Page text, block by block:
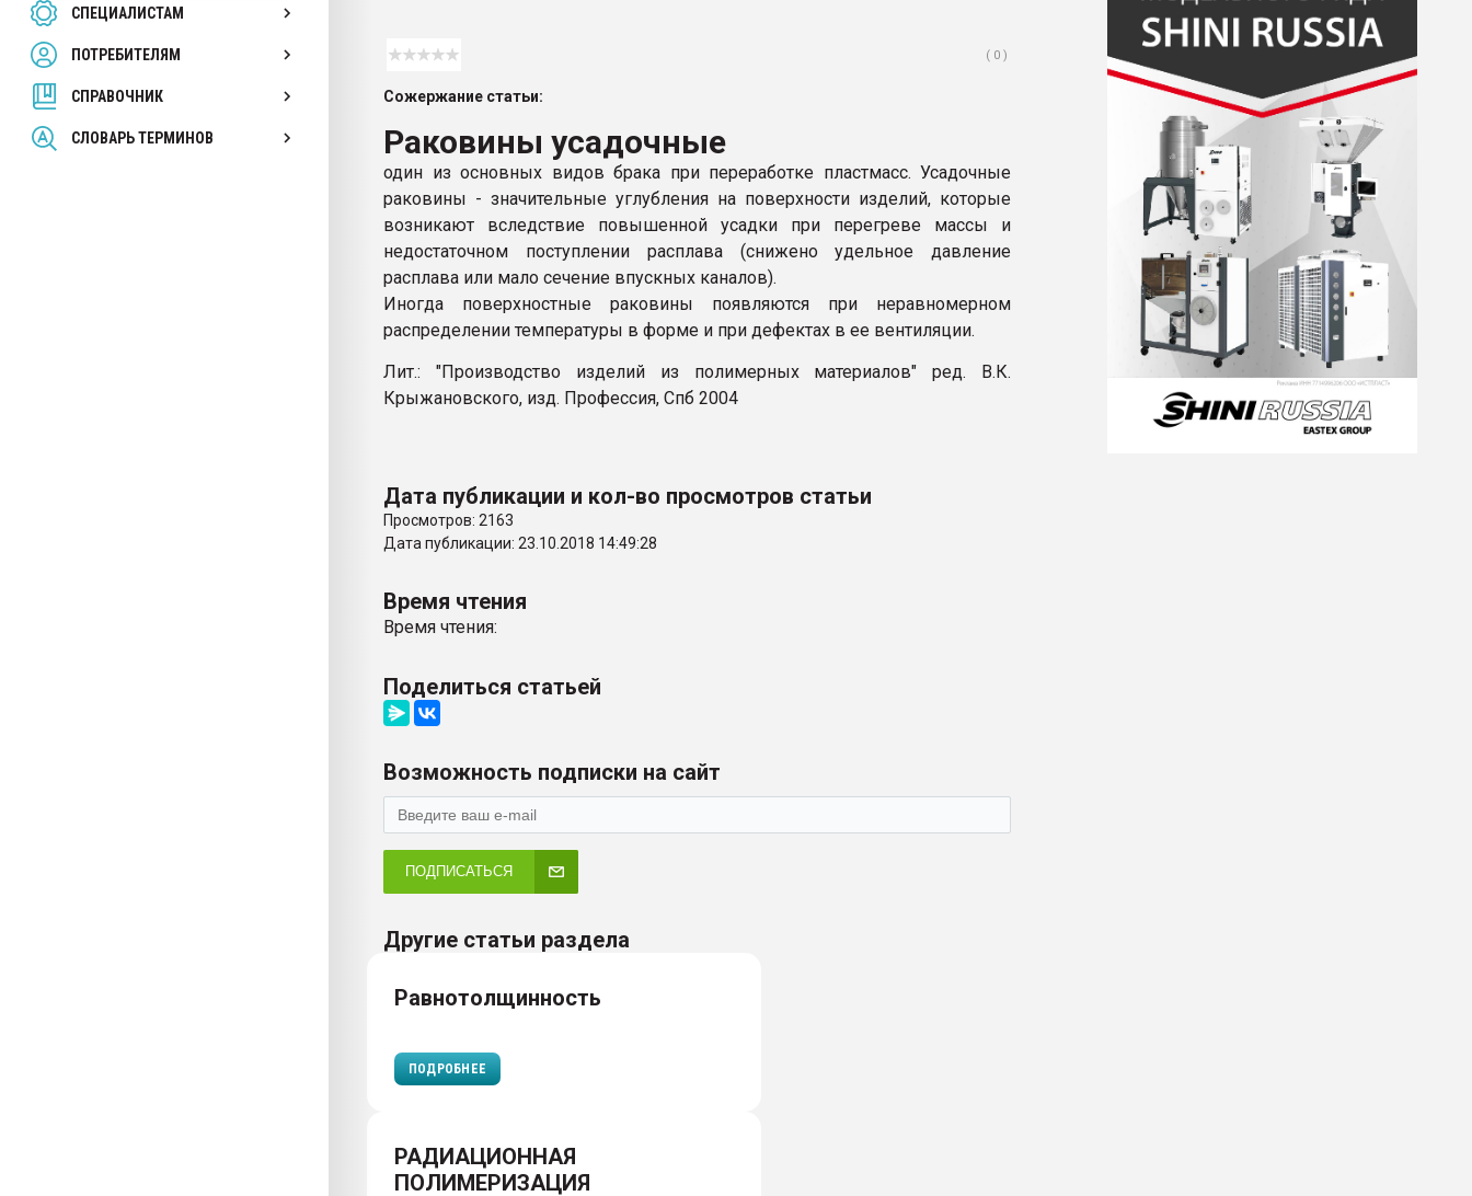
СПЕЦИАЛИСТАМ
ПОТРЕБИТЕЛЯМ
СПРАВОЧНИК
СЛОВАРЬ ТЕРМИНОВ
ПЕРЕЙТИ НА ФОРУМ
( 0 )
Сожержание статьи:
Раковины усадочные
один из основных видов брака при переработке пластмасс. Усадочные
раковины - значительные углубления на поверхности изделий, которые
возникают вследствие повышенной усадки при перегреве массы и
недостаточном поступлении расплава (снижено удельное давление
расплава или мало сечение впускных каналов).
Иногда поверхностные раковины появляются при неравномерном
распределении температуры в форме и при дефектах в ее вентиляции.
Лит.: "Производство изделий из полимерных материалов" ред. В.К.
Крыжановского, изд. Профессия, Спб 2004
Дата публикации и кол-во просмотров статьи
Просмотров: 2163
Дата публикации: 23.10.2018 14:49:28
Время чтения
Время чтения:
Поделиться статьей
Возможность подписки на сайт
ПОДПИСАТЬСЯ
Другие статьи раздела
Равнотолщинность
ПОДРОБНЕЕ
РАДИАЦИОННАЯ
ПОЛИМЕРИЗАЦИЯ